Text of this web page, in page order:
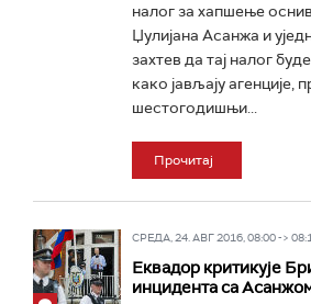
налог за хапшење
Џулијана Асанжа и
захтев да тај налог
како јављају агенције,
шестогодишњи...
Прочитај
СРЕДА, 24. АВГ 2016, 08:00 ->
Еквадор критикује
инцидента са